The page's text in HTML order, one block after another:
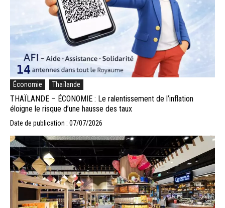
Économie Thaïlande
THAÏLANDE – ÉCONOMIE : Le ralentissement de l’inflation
éloigne le risque d’une hausse des taux
Date de publication : 07/07/2026